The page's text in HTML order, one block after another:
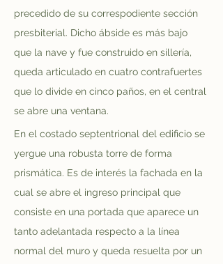
precedido de su correspodiente sección
presbiterial. Dicho ábside es más bajo
que la nave y fue construido en sillería,
queda articulado en cuatro contrafuertes
que lo divide en cinco paños, en el central
se abre una ventana.
En el costado septentrional del edificio se
yergue una robusta torre de forma
prismática. Es de interés la fachada en la
cual se abre el ingreso principal que
consiste en una portada que aparece un
tanto adelantada respecto a la línea
normal del muro y queda resuelta por un